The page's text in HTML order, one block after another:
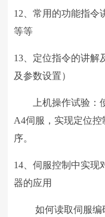
12、常用的功能指令
等等
13、定位指令的讲解
及参数设置）
上机操作试验：使
A4伺服，实现定位
序。
14、伺服控制中实现
器的应用
如何读取伺服编码